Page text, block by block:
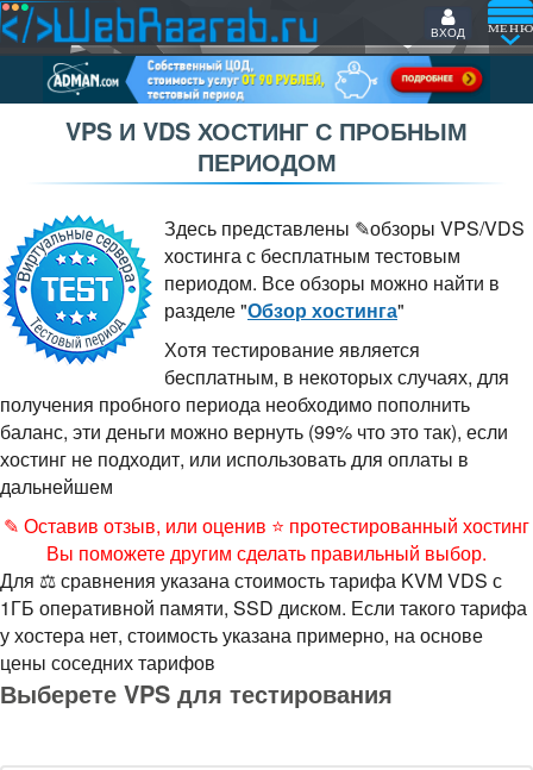
ВХОД
VPS И VDS ХОСТИНГ С ПРОБНЫМ
ПЕРИОДОМ
Здесь представлены ✎обзоры VPS/VDS
хостинга с бесплатным тестовым
периодом. Все обзоры можно найти в
разделе "Обзор хостинга"
Хотя тестирование является
бесплатным, в некоторых случаях, для
получения пробного периода необходимо пополнить
баланс, эти деньги можно вернуть (99% что это так), если
хостинг не подходит, или использовать для оплаты в
дальнейшем
✎ Оставив отзыв, или оценив ⭐ протестированный хостинг
Вы поможете другим сделать правильный выбор.
Для ⚖ сравнения указана стоимость тарифа KVM VDS с
1ГБ оперативной памяти, SSD диском. Если такого тарифа
у хостера нет, стоимость указана примерно, на основе
цены соседних тарифов
Выберете VPS для тестирования